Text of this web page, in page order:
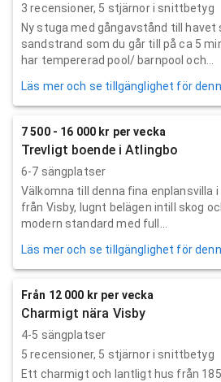
3 recensioner, 5 stjärnor i snittbetyg
Ny stuga med gångavstånd till havet
sandstrand som du går till på ca 5
har tempererad pool/ barnpool och...
Läs mer och se tillgänglighet för
7 500 - 16 000 kr per vecka
Trevligt boende i Atlingbo
6-7 sängplatser
Välkomna till denna fina enplansvilla
från Visby, lugnt belägen intill skog
modern standard med full...
Läs mer och se tillgänglighet för
Från 12 000 kr per vecka
Charmigt nära Visby
4-5 sängplatser
5 recensioner, 5 stjärnor i snittbetyg
Ett charmigt och lantligt hus från